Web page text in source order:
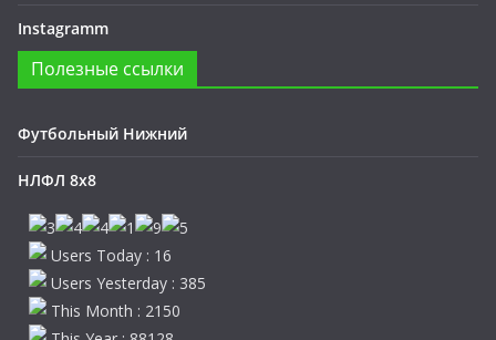
Instagramm
Полезные ссылки
Футбольный Нижний
НЛФЛ 8х8
Users Today : 16
Users Yesterday : 385
This Month : 2150